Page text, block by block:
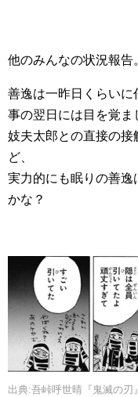
他のみんなの状況報告
善逸は一昨日くらいに
事の翌日には目を覚ま
妓夫太郎との直接の
ど、
実力的にも眠りの善
かな？
出典:吾峠呼世晴『鬼滅の刃